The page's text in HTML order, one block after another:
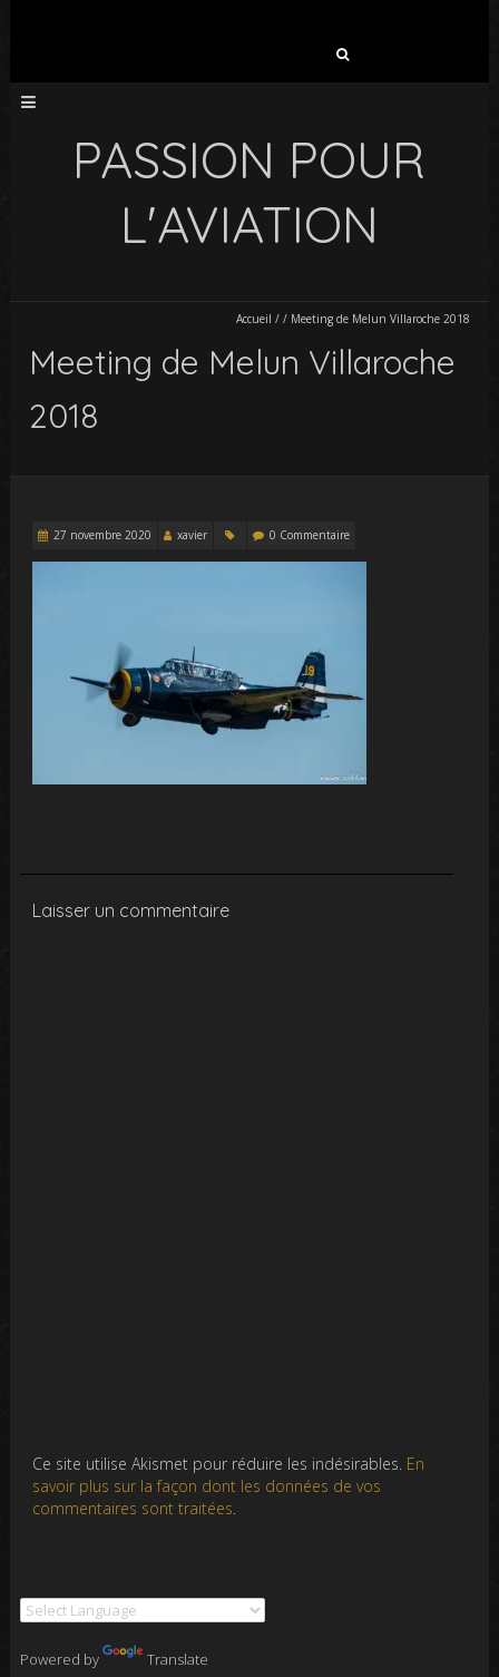
PASSION POUR
L'AVIATION
Accueil / / Meeting de Melun Villaroche 2018
Meeting de Melun Villaroche
2018
27 novembre 2020 xavier 0 Commentaire
Laisser un commentaire
Ce site utilise Akismet pour réduire les indésirables. En
savoir plus sur la façon dont les données de vos
commentaires sont traitées.
Powered by Translate